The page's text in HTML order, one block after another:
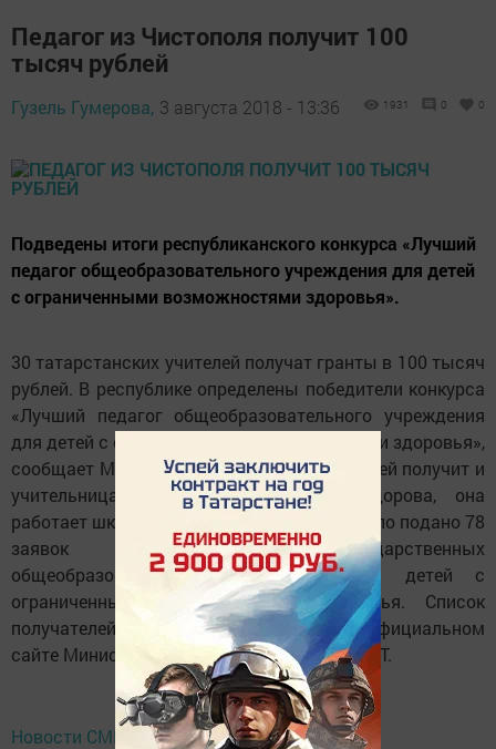
Педагог из Чистополя получит 100
тысяч рублей
Гузель Гумерова, 3 августа 2018 - 13:36 1931 0 0
Подведены итоги республиканского конкурса «Лучший
педагог общеобразовательного учреждения для детей
с ограниченными возможностями здоровья».
30 татарстанских учителей получат гранты в 100 тысяч
рублей. В республике определены победители конкурса
«Лучший педагог общеобразовательного учреждения
для детей с ограниченными возможностями здоровья»,
сообщает Минобрнауки РТ. 100 тысяч рублей получит и
учительница из Чистополя Елена Сидорова, она
работает школе № 10. Всего на конкурс было подано 78
заявок от педагогов государственных
общеобразовательных учреждений для детей с
ограниченными возможностями здоровья. Список
получателей гранта опубликован на официальном
сайте Министерства образования и науки РТ.
Новости СМИ2